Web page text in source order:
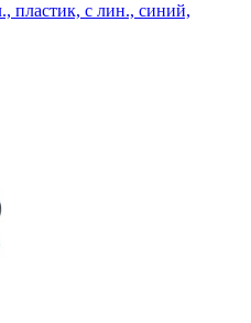
пластик, с лин., синий,